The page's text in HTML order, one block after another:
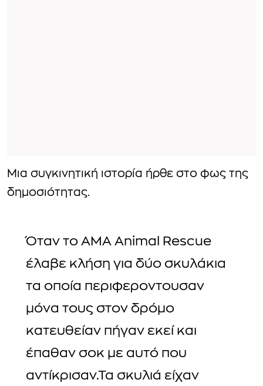
Μια συγκινητική ιστορία ήρθε στο φως της
δημοσιότητας.
Όταν το AMA Animal Rescue
έλαβε κλήση για δύο σκυλάκια
τα οποία περιφεροντουσαν
μόνα τους στον δρόμο
κατευθείαν πήγαν εκεί και
έπαθαν σοκ με αυτό που
αντίκρισαν.Τα σκυλιά είχαν